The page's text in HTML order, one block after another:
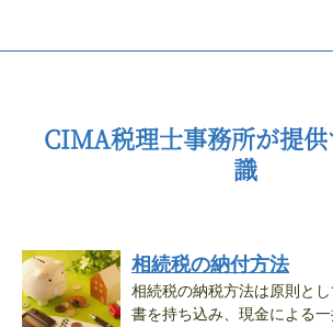
CIMA税理士事務所が提
識
相続税の納付方法
相続税の納税方法は原則と
書を持ち込み、現金による